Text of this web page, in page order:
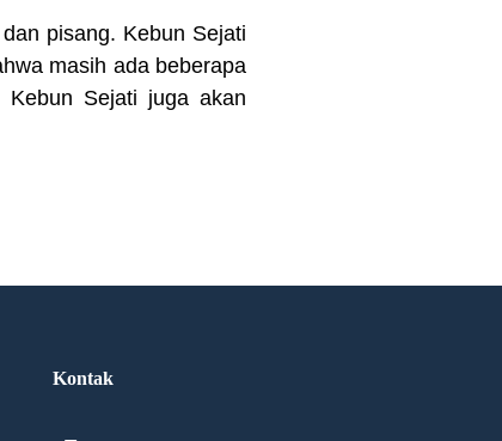
pisang. Kebun Sejati
masih ada beberapa
Kebun Sejati juga akan
Kontak